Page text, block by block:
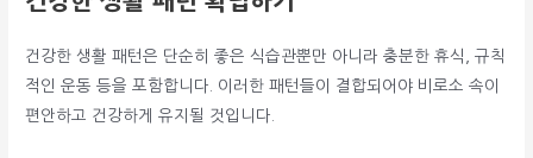
건강한 생활 패턴은 단순히 좋은 식습관뿐만 아니라 충분한 휴식, 규칙
적인 운동 등을 포함합니다. 이러한 패턴들이 결합되어야 비로소 속이
편안하고 건강하게 유지될 것입니다.